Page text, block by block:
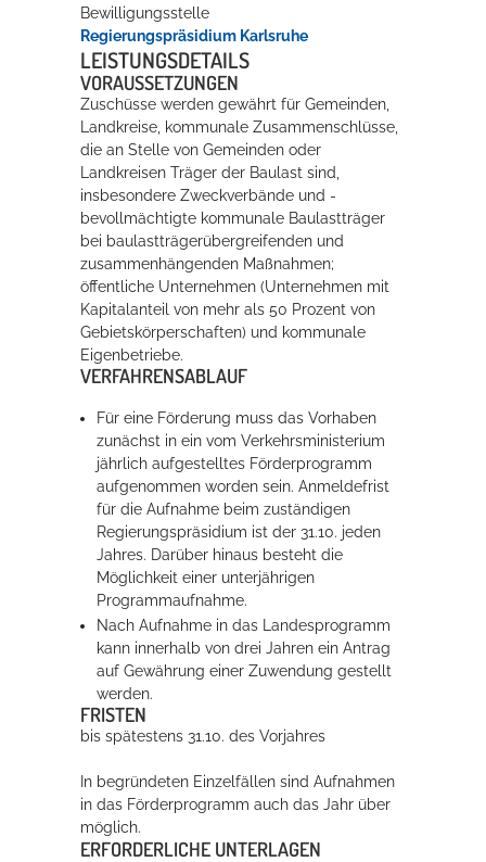
Bewilligungsstelle
Regierungspräsidium Karlsruhe
LEISTUNGSDETAILS
VORAUSSETZUNGEN
Zuschüsse werden gewährt für Gemeinden,
Landkreise, kommunale Zusammenschlüsse,
die an Stelle von Gemeinden oder
Landkreisen Träger der Baulast sind,
insbesondere Zweckverbände und -
bevollmächtigte kommunale Baulastträger
bei baulastträgerübergreifenden und
zusammenhängenden Maßnahmen;
öffentliche Unternehmen (Unternehmen mit
Kapitalanteil von mehr als 50 Prozent von
Gebietskörperschaften) und kommunale
Eigenbetriebe.
VERFAHRENSABLAUF
Für eine Förderung muss das Vorhaben
zunächst in ein vom Verkehrsministerium
jährlich aufgestelltes Förderprogramm
aufgenommen worden sein. Anmeldefrist
für die Aufnahme beim zuständigen
Regierungspräsidium ist der 31.10. jeden
Jahres. Darüber hinaus besteht die
Möglichkeit einer unterjährigen
Programmaufnahme.
Nach Aufnahme in das Landesprogramm
kann innerhalb von drei Jahren ein Antrag
auf Gewährung einer Zuwendung gestellt
werden.
FRISTEN
bis spätestens 31.10. des Vorjahres
In begründeten Einzelfällen sind Aufnahmen
in das Förderprogramm auch das Jahr über
möglich.
ERFORDERLICHE UNTERLAGEN